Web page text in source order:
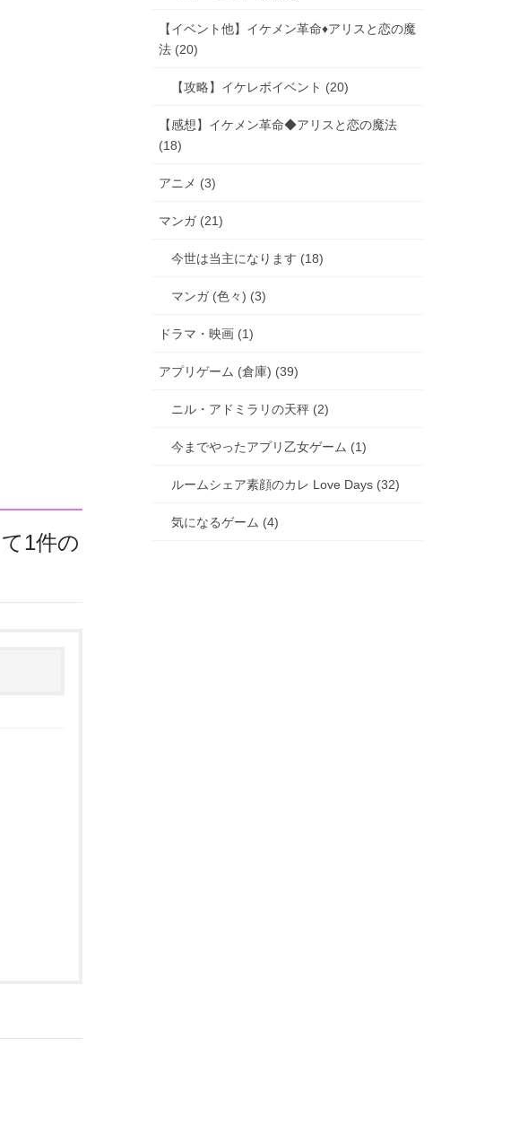
1件の
【イベント他】イケメン革命♦アリスと恋の魔
法 (20)
【攻略】イケレボイベント (20)
【感想】イケメン革命◆アリスと恋の魔法
(18)
アニメ (3)
マンガ (21)
今世は当主になります (18)
マンガ (色々) (3)
ドラマ・映画 (1)
アプリゲーム (倉庫) (39)
ニル・アドミラリの天秤 (2)
今までやったアプリ乙女ゲーム (1)
ルームシェア素顔のカレ Love Days (32)
気になるゲーム (4)